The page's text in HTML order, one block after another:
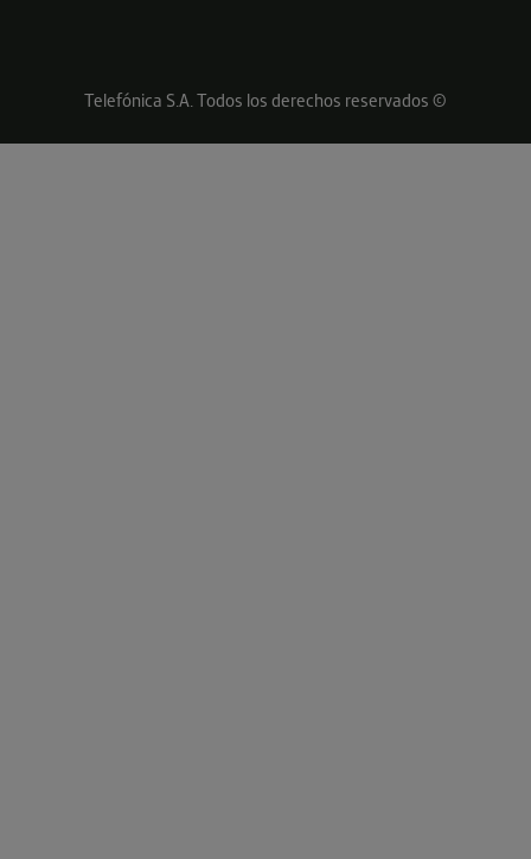
Telefónica S.A. Todos los derechos reservados ©